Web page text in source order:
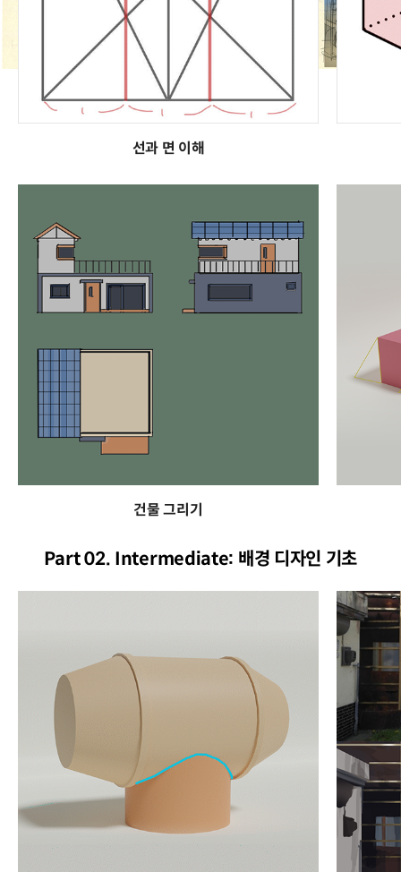
선과 면 이해
건물 그리기
Part 02. Intermediate: 배경 디자인 기초